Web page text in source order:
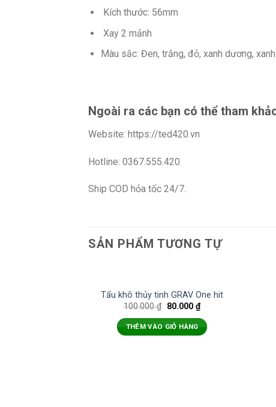
Kích thước: 56mm
Xay 2 mảnh
Màu sắc: Đen, trắng, đỏ, xanh dương,
Ngoài ra các bạn có thể tham
Website: https://ted420.vn
Hotline: 0367.555.420
Ship COD hỏa tốc 24/7.
SẢN PHẨM TƯƠNG TỰ
Tẩu khô thủy tinh GRAV One hit
100.000₫ 80.000 ₫
THÊM VÀO GIỎ HÀNG